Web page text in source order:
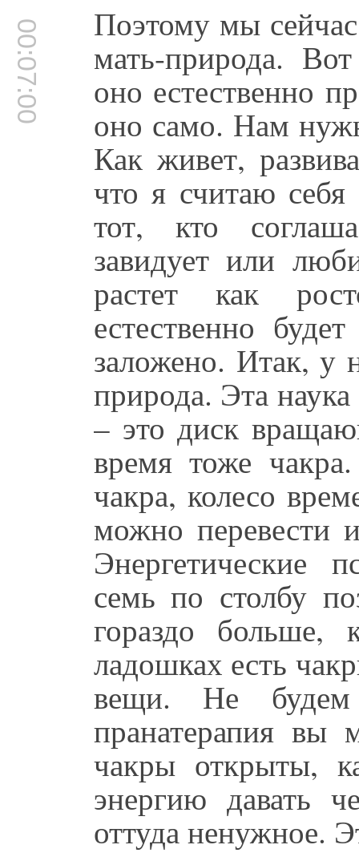
00:07:00 Поэтому мы
мать-природа.
оно естественно
оно само. Нам
Как живет,
что я считаю
тот, кто
завидует или
растет как
естественно
заложено. Итак, у
природа. Эта
– это диск
время тоже
чакра, колесо
можно перевести
Энергетические
семь по столбу
гораздо
ладошках есть
вещи. Не
пранатерапия вы
чакры открыты,
энергию давать
оттуда ненужное.